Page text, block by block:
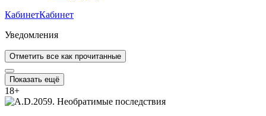
КабинетКабинет
Уведомления
Отметить все как прочитанные
Показать ещё
18+